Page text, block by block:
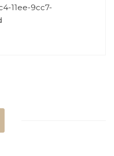
11ee-9cc7-